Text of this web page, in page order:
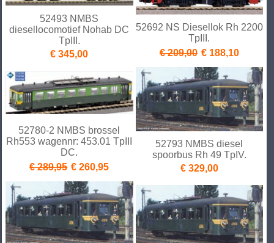
52493 NMBS
diesellocomotief Nohab DC
TpIII.
€ 345,00
52692 NS Diesellok Rh 2200
TpIII.
€ 209,00 € 188,10
52780-2 NMBS brossel
Rh553 wagennr: 453.01 TpIII
DC.
€ 289,95 € 260,95
52793 NMBS diesel
spoorbus Rh 49 TpIV.
€ 329,00